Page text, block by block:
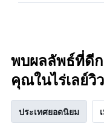
พบผลลัพธ์ที่ดีก
คุณในไร่เลย์วิ
ประเทศยอดนิยม